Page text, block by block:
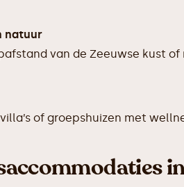
natuur
van de Zeeuwse kust
of groepshuizen met